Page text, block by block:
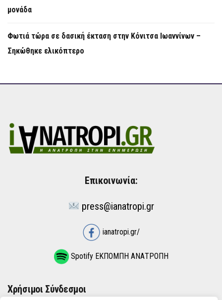
μονάδα
Φωτιά τώρα σε δασική έκταση στην Κόνιτσα Ιωαννίνων –
Σηκώθηκε ελικόπτερο
Επικοινωνία:
press@ianatropi.gr
ianatropi.gr/
Spotify ΕΚΠΟΜΠΗ ΑΝΑΤΡΟΠΗ
Χρήσιμοι Σύνδεσμοι